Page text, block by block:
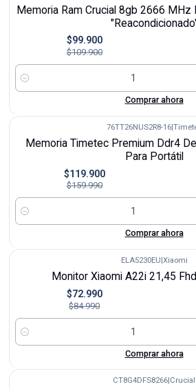
Memoria Ram Crucial 8gb 2666
$99.900
$109.900
Cantidad
Comprar ahora
76TT26NUS2R8-16|
Memoria Timetec Premium Ddr4
Para Portátil
$119.900
$159.990
Cantidad
Comprar ahora
ELA5230EU|Xiaomi
Monitor Xiaomi A22i 21,45
$72.990
$84.990
Cantidad
Comprar ahora
CT8G4DFS8266 Crucial